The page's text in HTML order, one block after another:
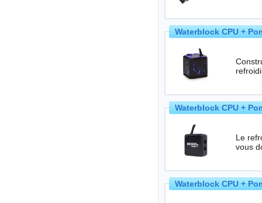
Waterblock CPU +
Waterblock CPU +
Le
vous
Waterblock CPU +